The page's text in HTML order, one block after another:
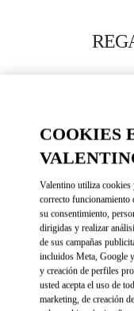
COOKIES
Valentino utiliza cookies
correcto funcionamiento
su consentimiento,
dirigidas y realizar
de sus campañas
incluidos Meta, Google
y creación de perfiles
usted acepta el uso de
marketing, de creación